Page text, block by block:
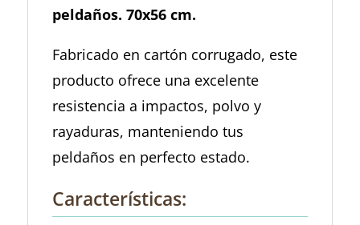
peldaños. 70x56 cm.
Fabricado en cartón corrugado, este
producto ofrece una excelente
resistencia a impactos, polvo y
rayaduras, manteniendo tus
peldaños en perfecto estado.
Características: